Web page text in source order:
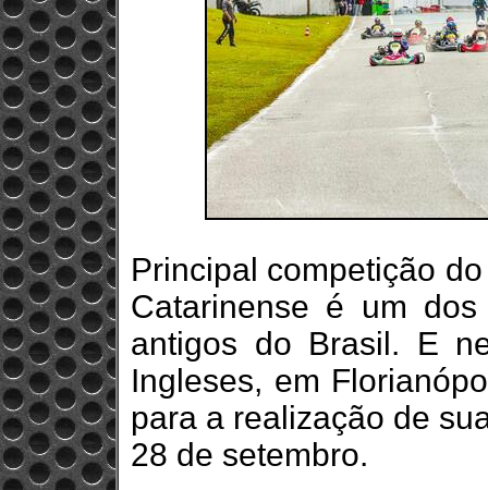
Principal competição
Catarinense é um
antigos do Brasil. E
Ingleses, em
para a realização de
28 de setembro.